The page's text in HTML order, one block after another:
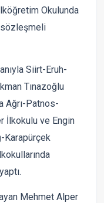
Okulunda
sözleşmeli
Siirt-Eruh-
Tınazoğlu
Ağrı-Patnos-
İlkokulu ve Engin
Karapürçek
Mehmet Alper